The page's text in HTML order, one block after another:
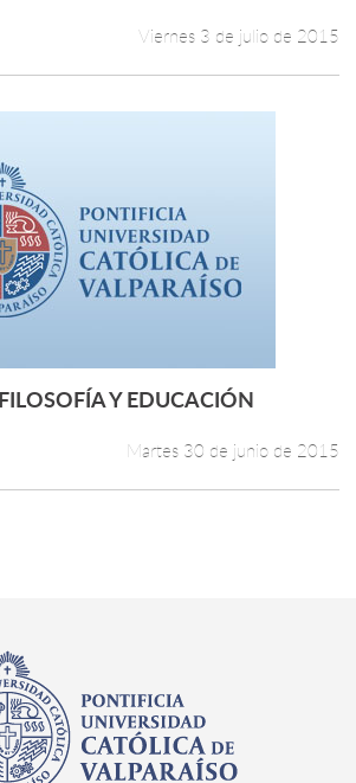
Viernes 3 de julio de 2015
Leer más +
Y EDUCACIÓN
Martes 30 de junio de 2015